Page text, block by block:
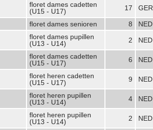
floret dames cadetten
(U15 - U17)
17 GER
floret dames senioren 8 NED
floret dames pupillen
(U13 - U14)
2 NED
floret dames cadetten
(U15 - U17)
6 NED
floret heren cadetten
(U15 - U17)
9 NED
floret heren pupillen
(U13 - U14)
4 NED
floret heren pupillen
(U13 - U14)
2 NED